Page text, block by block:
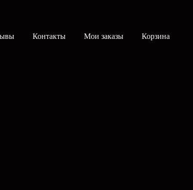
Контакты Мои заказы Корзина